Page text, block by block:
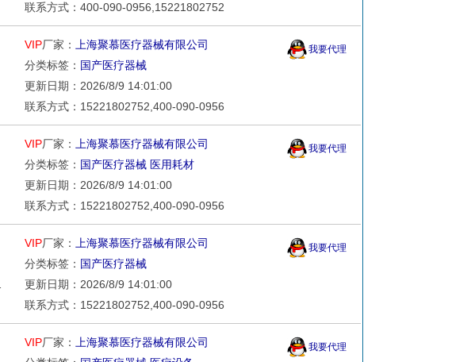
联系方式：400-090-0956,15221802752
VIP厂家：
上海聚慕医疗器械有限公司
分类标签： 国产医疗器械
更新日期：2026/8/9 14:01:00
联系方式：15221802752,400-090-0956
我要代理
VIP厂家：
上海聚慕医疗器械有限公司
分类标签： 国产医疗器械 医用耗材
更新日期：2026/8/9 14:01:00
联系方式：15221802752,400-090-0956
我要代理
VIP厂家：
上海聚慕医疗器械有限公司
分类标签： 国产医疗器械
更新日期：2026/8/9 14:01:00
联系方式：15221802752,400-090-0956
我要代理
VIP厂家：
上海聚慕医疗器械有限公司
我要代理